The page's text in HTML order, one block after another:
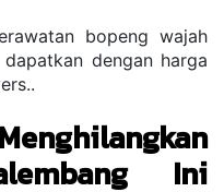
bopeng wajah
dengan harga
Ini